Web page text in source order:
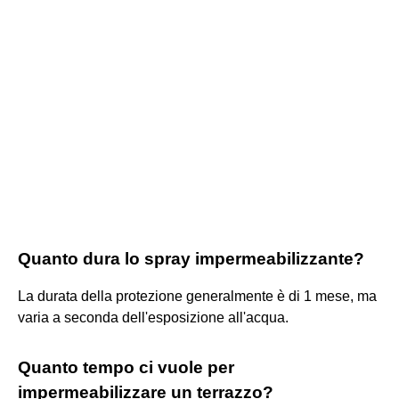
Quanto dura lo spray impermeabilizzante?
La durata della protezione generalmente è di 1 mese, ma
varia a seconda dell'esposizione all'acqua.
Quanto tempo ci vuole per
impermeabilizzare un terrazzo?